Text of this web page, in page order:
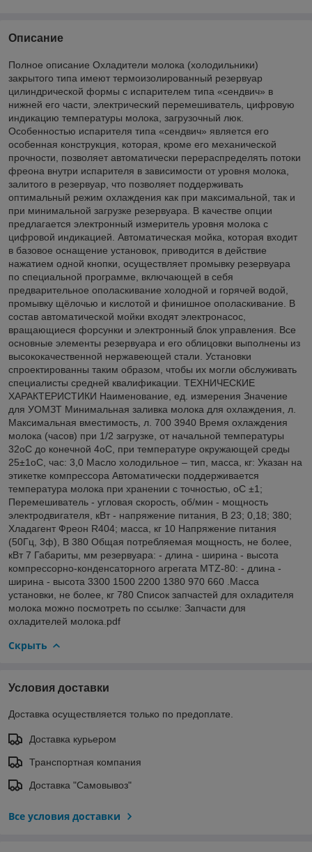
Описание
Полное описание Охладители молока (холодильники)
закрытого типа имеют термоизолированный резервуар
цилиндрической формы с испарителем типа «сендвич» в
нижней его части, электрический перемешиватель, цифровую
индикацию температуры молока, загрузочный люк.
Особенностью испарителя типа «сендвич» является его
особенная конструкция, которая, кроме его механической
прочности, позволяет автоматически перераспределять потоки
фреона внутри испарителя в зависимости от уровня молока,
залитого в резервуар, что позволяет поддерживать
оптимальный режим охлаждения как при максимальной, так и
при минимальной загрузке резервуара. В качестве опции
предлагается электронный измеритель уровня молока с
цифровой индикацией. Автоматическая мойка, которая входит
в базовое оснащение установок, приводится в действие
нажатием одной кнопки, осуществляет промывку резервуара
по специальной программе, включающей в себя
предварительное ополаскивание холодной и горячей водой,
промывку щёлочью и кислотой и финишное ополаскивание. В
состав автоматической мойки входят электронасос,
вращающиеся форсунки и электронный блок управления. Все
основные элементы резервуара и его облицовки выполнены из
высококачественной нержавеющей стали. Установки
спроектированны таким образом, чтобы их могли обслуживать
специалисты средней квалификации. ТЕХНИЧЕСКИЕ
ХАРАКТЕРИСТИКИ Наименование, ед. измерения Значение
для УОМЗТ Минимальная заливка молока для охлаждения, л.
Максимальная вместимость, л. 700 3940 Время охлаждения
молока (часов) при 1/2 загрузке, от начальной температуры
32оС до конечной 4оС, при температуре окружающей среды
25±1оС, час: 3,0 Масло холодильное – тип, масса, кг: Указан на
этикетке компрессора Автоматически поддерживается
температура молока при хранении с точностью, оС ±1;
Перемешиватель - угловая скорость, об/мин - мощность
электродвигателя, кВт - напряжение питания, В 23; 0,18; 380;
Хладагент Фреон R404; масса, кг 10 Напряжение питания
(50Гц, 3ф), В 380 Общая потребляемая мощность, не более,
кВт 7 Габариты, мм резервуара: - длина - ширина - высота
компрессорно-конденсаторного агрегата MTZ-80: - длина -
ширина - высота 3300 1500 2200 1380 970 660 .Масса
установки, не более, кг 780 Список запчастей для охладителя
молока можно посмотреть по ссылке: Запчасти для
охладителей молока.pdf
Скрыть
Условия доставки
Доставка осуществляется только по предоплате.
Доставка курьером
Транспортная компания
Доставка "Самовывоз"
Все условия доставки